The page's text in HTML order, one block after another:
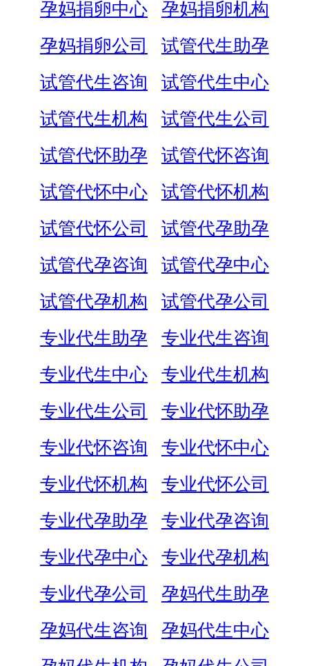
孕妈捐卵中心
孕妈捐卵机构
孕妈捐卵公司
试管代生助孕
试管代生咨询
试管代生中心
试管代生机构
试管代生公司
试管代怀助孕
试管代怀咨询
试管代怀中心
试管代怀机构
试管代怀公司
试管代孕助孕
试管代孕咨询
试管代孕中心
试管代孕机构
试管代孕公司
专业代生助孕
专业代生咨询
专业代生中心
专业代生机构
专业代生公司
专业代怀助孕
专业代怀咨询
专业代怀中心
专业代怀机构
专业代怀公司
专业代孕助孕
专业代孕咨询
专业代孕中心
专业代孕机构
专业代孕公司
孕妈代生助孕
孕妈代生咨询
孕妈代生中心